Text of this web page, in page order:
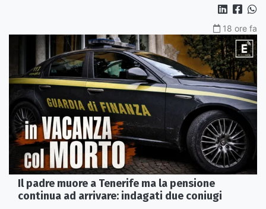
18 ore fa
Il padre muore a Tenerife ma la pensione
continua ad arrivare: indagati due coniugi